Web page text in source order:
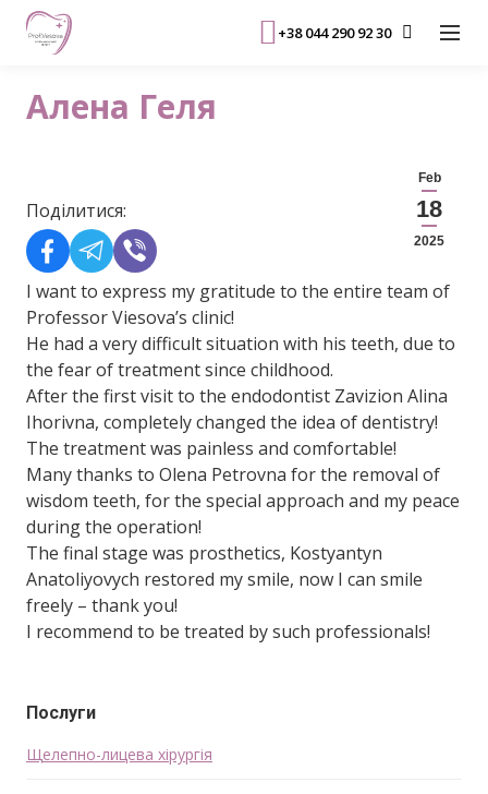
+38 044 290 92 30
Алена Геля
Feb
18
2025
Поділитися:
I want to express my gratitude to the entire team of
Professor Viesova’s clinic!
He had a very difficult situation with his teeth, due to
the fear of treatment since childhood.
After the first visit to the endodontist Zavizion Alina
Ihorivna, completely changed the idea of ​​dentistry!
The treatment was painless and comfortable!
Many thanks to Olena Petrovna for the removal of
wisdom teeth, for the special approach and my peace
during the operation!
The final stage was prosthetics, Kostyantyn
Anatoliyovych restored my smile, now I can smile
freely – thank you!
I recommend to be treated by such professionals!
Послуги
Щелепно-лицева хірургія